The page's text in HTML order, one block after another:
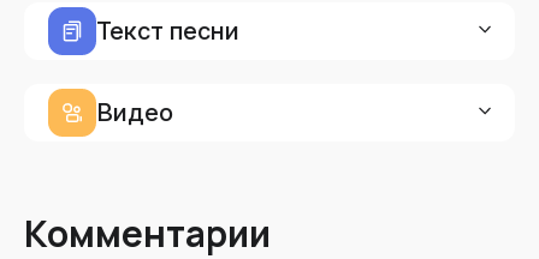
Текст песни
Видео
Комментарии